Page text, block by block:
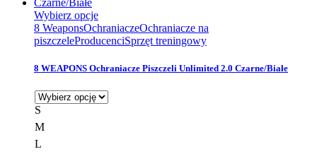
Wybierz opcjeTen
produkt
ma
wariantów.
można
wybrać
8 WeaponsOchraniaczeOchraniacze na
piszczeleProducenciSprzęt treningowy
8 WEAPONS Ochraniacze Piszczeli Unlimited 2.0 Czarne/Białe
S
M
L